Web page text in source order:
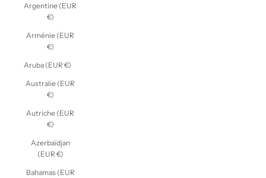
Argentine (EUR
€)
Arménie (EUR
€)
Aruba (EUR €)
Australie (EUR
€)
Autriche (EUR
€)
Azerbaïdjan
(EUR €)
Bahamas (EUR